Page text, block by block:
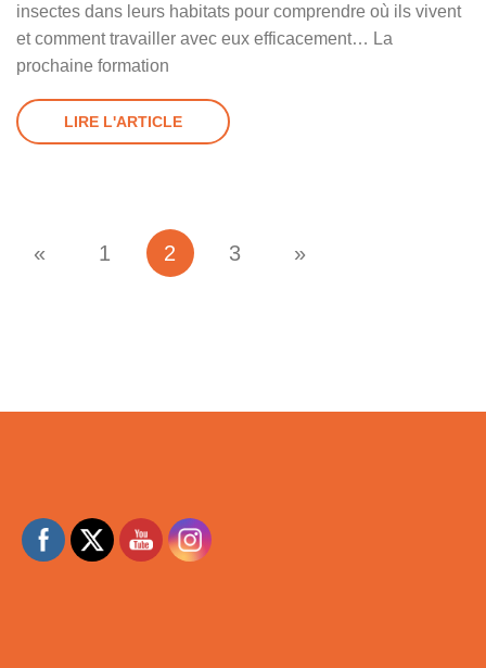
insectes dans leurs habitats pour comprendre où ils vivent
et comment travailler avec eux efficacement… La
prochaine formation
LIRE L'ARTICLE
« 1 2 3 »